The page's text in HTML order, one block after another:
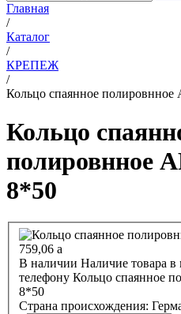
Главная
/
Каталог
/
КРЕПЕЖ
/
Кольцо спаянное
Кольцо
полировнное
8*50
759,06 a
В наличии Наличие товара в
телефону Кольцо спаянное
8*50
Страна происхождения: